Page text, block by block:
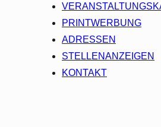
PRINTWERBUNG
ADRESSEN
STELLENANZEIGEN
KONTAKT